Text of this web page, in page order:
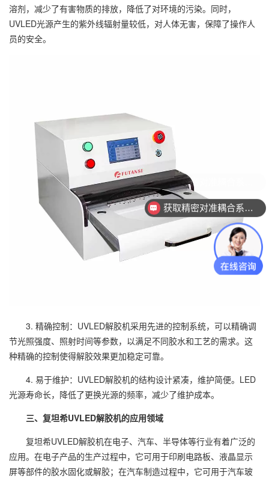
溶剂，减少了有害物质的排放，降低了对环境的污染。同时，
UVLED光源产生的紫外线辐射量较低，对人体无害，保障了操作人
员的安全。
3. 精确控制：UVLED解胶机采用先进的控制系统，可以精确调
节光照强度、照射时间等参数，以满足不同胶水和工艺的需求。这
种精确的控制使得解胶效果更加稳定可靠。
4. 易于维护：UVLED解胶机的结构设计紧凑，维护简便。LED
光源寿命长，降低了更换光源的频率，减少了维护成本。
三、复坦希UVLED解胶机的应用领域
复坦希UVLED解胶机在电子、汽车、半导体等行业有着广泛的
应用。在电子产品的生产过程中，它可用于印刷电路板、液晶显示
屏等部件的胶水固化或解胶；在汽车制造过程中，它可用于汽车玻
获取精密对准耦合系统技术方案